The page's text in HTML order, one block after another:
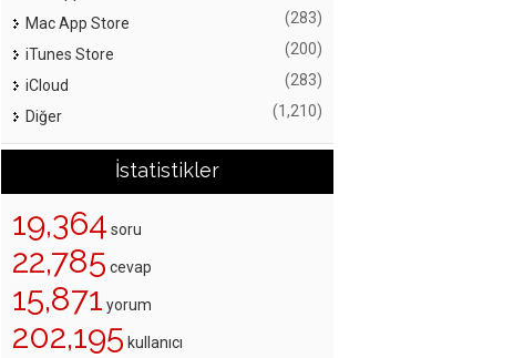
Mac App Store (283)
iTunes Store (200)
iCloud (283)
Diğer (1,210)
İstatistikler
19,364 soru
22,785 cevap
15,871 yorum
202,195 kullanıcı